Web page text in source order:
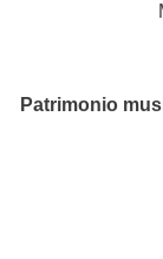
Patrimonio